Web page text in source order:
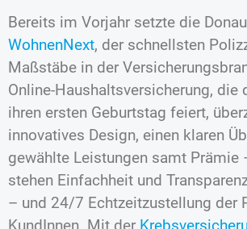
Bereits im Vorjahr setzte die
WohnenNext, der schnellsten
Maßstäbe in der
Online-Haushaltsversicherung, die
ihren ersten Geburtstag feiert,
innovatives Design, einen klaren
gewählte Leistungen samt Prämie
stehen Einfachheit und
– und 24/7 Echtzeitzustellung der